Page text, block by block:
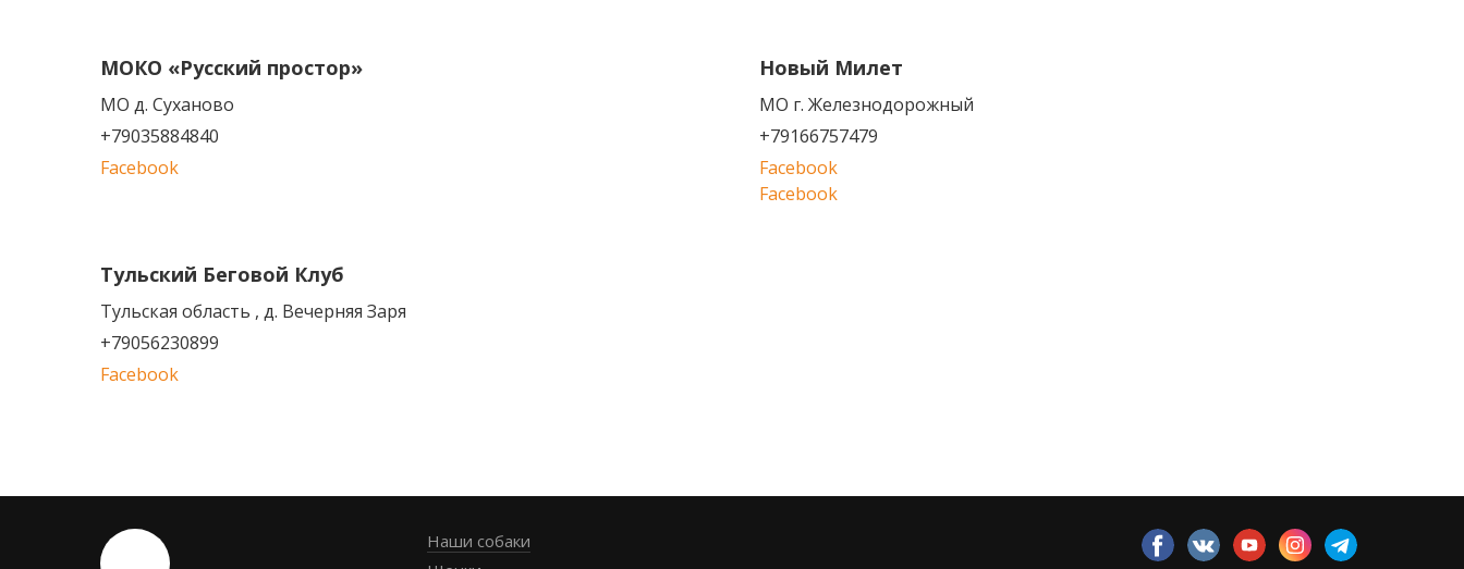
МОКО «Русский простор»
МО д. Суханово
+79035884840
Facebook
Новый Милет
МО г. Железнодорожный
+79166757479
Facebook
Facebook
Тульский Беговой Клуб
Тульская область , д. Вечерняя Заря
+79056230899
Facebook
Наши собаки